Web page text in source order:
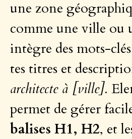
une zone
comme une ville ou
intègre des mots-
tes titres et
architecte à [ville].
permet de gérer
balises H1, H2, et